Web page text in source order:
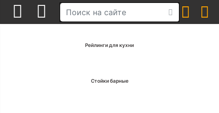
Рейлинги для кухни
Стойки барные